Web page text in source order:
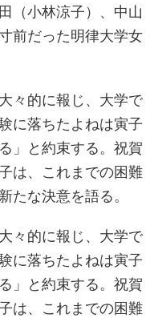
（小林涼子）、中山
前だった明律大学女
々的に報じ、大学で
に落ちたよねは寅子
」と約束する。祝賀
は、これまでの困難
たな決意を語る。
々的に報じ、大学で
に落ちたよねは寅子
」と約束する。祝賀
は、これまでの困難